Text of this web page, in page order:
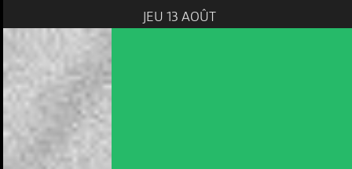
JEU 13 AOÛT